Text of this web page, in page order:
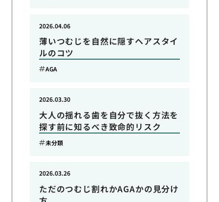
薄いつむじを自然に隠すヘアスタイ
ルのコツ
2026.04.06
AGA
大人の揺れる歯を自分で抜く方法を
探す前に知るべき致命的リスク
2026.03.30
未分類
ただのつむじ割れかAGAかの見分け
2026.03.26